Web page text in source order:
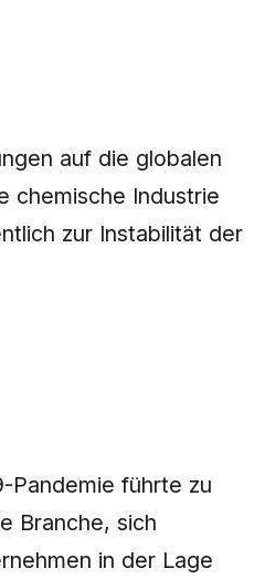
auf die globalen
chemische Industrie
zur Instabilität der
Pandemie führte zu
Branche, sich
in der Lage